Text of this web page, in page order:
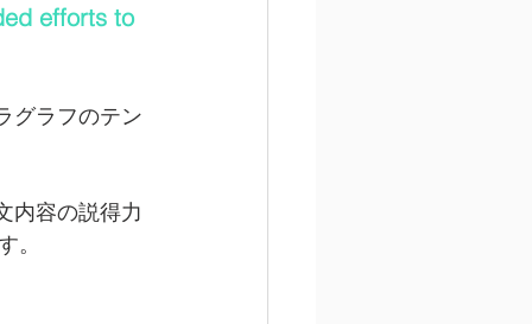
efforts to
グラフのテン
内容の説得力
。